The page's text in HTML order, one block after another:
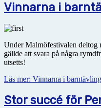
Vinnarna i
Under Malmöfestivalen deltog
gällde att svara på några
utsetts!
Läs mer: Vinnarna i
Stor succé för